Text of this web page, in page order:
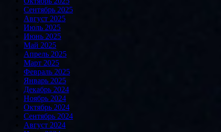
Сентябрь 2025
Август 2025
Июль 2025
Июнь 2025
Май 2025
Апрель 2025
Март 2025
Февраль 2025
Январь 2025
Декабрь 2024
Ноябрь 2024
Октябрь 2024
Сентябрь 2024
Август 2024